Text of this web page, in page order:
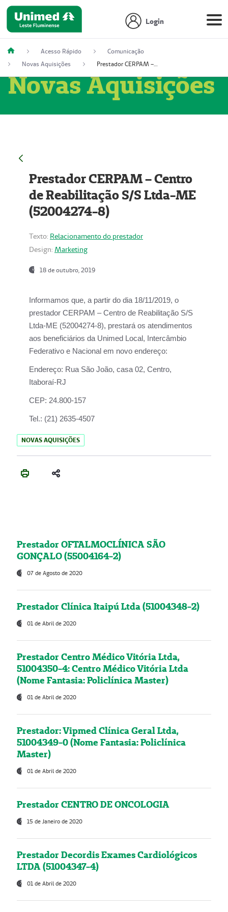
Login
Acesso Rápido
Comunicação
Novas Aquisições
Prestador CERPAM – Centro de Reabilitação S/S Ltda-ME (52004274-8)
Novas Aquisições
Prestador CERPAM – Centro
de Reabilitação S/S Ltda-ME
(52004274-8)
Texto: Relacionamento do prestador
Design: Marketing
18 de outubro, 2019
Informamos que, a partir do dia 18/11/2019, o
prestador CERPAM – Centro de Reabilitação S/S
Ltda-ME (52004274-8), prestará os atendimentos
aos beneficiários da Unimed Local, Intercâmbio
Federativo e Nacional em novo endereço:
Endereço: Rua São João, casa 02, Centro,
Itaboraí-RJ
CEP: 24.800-157
Tel.: (21) 2635-4507
NOVAS AQUISIÇÕES
Prestador OFTALMOCLÍNICA SÃO
GONÇALO (55004164-2)
07 de Agosto de 2020
Prestador Clínica Itaipú Ltda (51004348-2)
01 de Abril de 2020
Prestador Centro Médico Vitória Ltda,
51004350-4: Centro Médico Vitória Ltda
(Nome Fantasia: Policlínica Master)
01 de Abril de 2020
Prestador: Vipmed Clínica Geral Ltda,
51004349-0 (Nome Fantasia: Policlínica
Master)
01 de Abril de 2020
Prestador CENTRO DE ONCOLOGIA
15 de Janeiro de 2020
Prestador Decordis Exames Cardiológicos
LTDA (51004347-4)
01 de Abril de 2020